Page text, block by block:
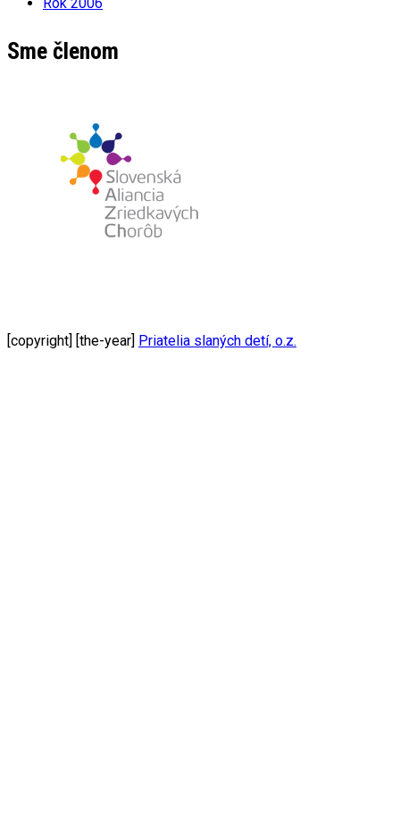
Sme členom
[copyright] [the-year] Priatelia slaných detí, o.z.